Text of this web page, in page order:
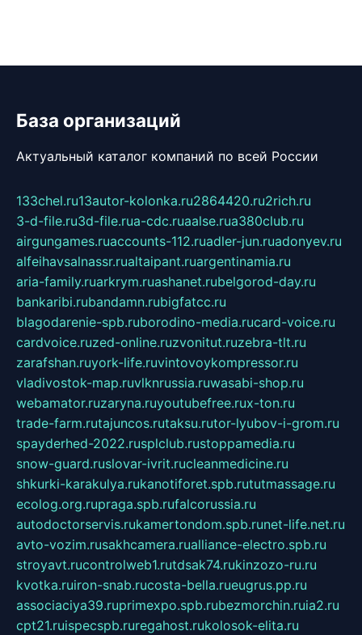
База организаций
Актуальный каталог компаний по всей России
133chel.ru13autor-kolonka.ru2864420.ru2rich.ru
3-d-file.ru3d-file.rua-cdc.ruaalse.rua380club.ru
airgungames.ruaccounts-112.ruadler-jun.ruadonyev.ru
alfeihavsalnassr.rualtaipant.ruargentinamia.ru
aria-family.ruarkrym.ruashanet.rubelgorod-day.ru
bankaribi.rubandamn.rubigfatcc.ru
blagodarenie-spb.ruborodino-media.rucard-voice.ru
cardvoice.ruzed-online.ruzvonitut.ruzebra-tlt.ru
zarafshan.ruyork-life.ruvintovoykompressor.ru
vladivostok-map.ruvlknrussia.ruwasabi-shop.ru
webamator.ruzaryna.ruyoutubefree.rux-ton.ru
trade-farm.rutajuncos.rutaksu.rutor-lyubov-i-grom.ru
spayderhed-2022.rusplclub.rustoppamedia.ru
snow-guard.ruslovar-ivrit.rucleanmedicine.ru
shkurki-karakulya.rukanotiforet.spb.rututmassage.ru
ecolog.org.rupraga.spb.rufalcorussia.ru
autodoctorservis.rukamertondom.spb.runet-life.net.ru
avto-vozim.rusakhcamera.rualliance-electro.spb.ru
stroyavt.rucontrolweb1.rutdsak74.rukinzozo-ru.ru
kvotka.ruiron-snab.rucosta-bella.rueugrus.pp.ru
associaciya39.ruprimexpo.spb.rubezmorchin.ruia2.ru
cpt21.ruispecspb.ruregahost.rukolosok-elita.ru